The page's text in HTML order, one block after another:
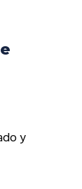
y